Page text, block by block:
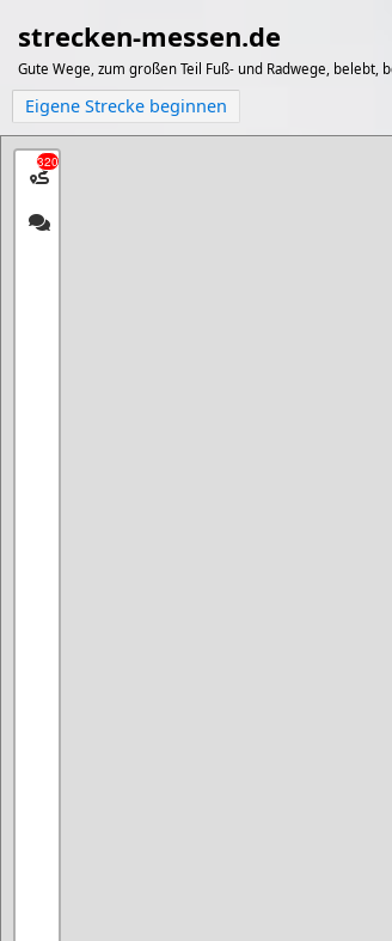
strecken-messen.de
Gute Wege, zum großen Teil Fuß- und Radwege, belebt,
Eigene Strecke beginnen
320